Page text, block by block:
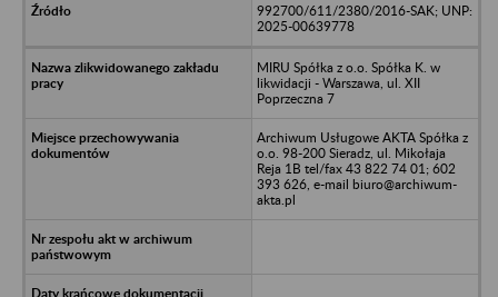
992700/611/2380/2016-SAK; UNP:
2025-00639778
MIRU Spółka z o.o. Spółka K. w
likwidacji - Warszawa, ul. XII
Poprzeczna 7
Archiwum Usługowe AKTA Spółka z
o.o. 98-200 Sieradz, ul. Mikołaja
Reja 1B tel/fax 43 822 74 01; 602
393 626, e-mail biuro@archiwum-
akta.pl